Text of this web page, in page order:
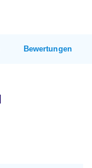
Bewertungen